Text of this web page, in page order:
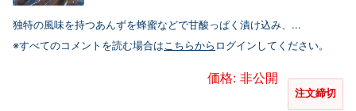
独特の風味を持つあんずを蜂蜜などで甘酸っぱく漬け込み、...
※すべてのコメントを読む場合はこちらから ログインしてください。
価格: 非公開
注文締切